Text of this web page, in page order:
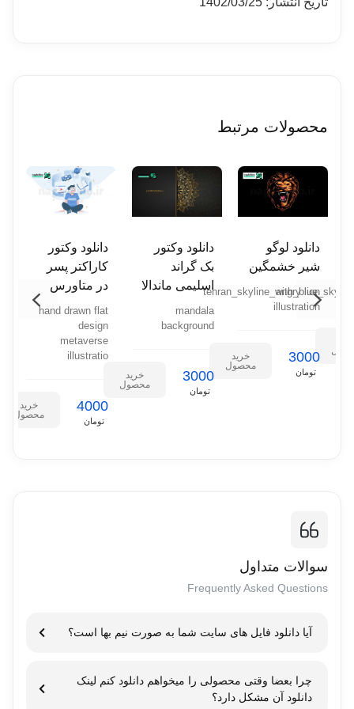
محصولات مرتبط
دانلود لوگو
شیر خشمگین
angry lion
illustration
3000
تومان
خرید
محصول
دانلود وکتور
بک گراند
اسلیمی ماندالا
mandala
background
3000
تومان
خرید
محصول
دانلود وکتور
کاراکتر پسر
در متاورس
hand drawn flat
design
metaverse
illustratio
4000
تومان
خرید
محصول
سوالات متداول
Frequently Asked Questions
آیا دانلود فایل های سایت شما به صورت نیم بها است؟
دانلود محصولات از سایت هایی است که سرور آنها در ایران قرار دارد.
چرا بعضا وقتی محصولی را میخواهم دانلود کنم لینک
دانلود آن مشکل دارد؟